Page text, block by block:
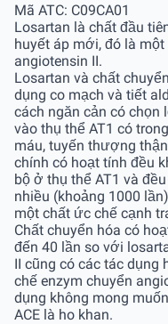
Mã ATC: C09CA01
Losartan là chất đầu
huyết áp mới, đó là
angiotensin II.
Losartan và chất
dụng co mạch và tiết
cách ngăn cản có chọn
vào thụ thể AT1 có
máu, tuyến thượng
chính có hoạt tính đều
bộ ở thụ thể AT1 và
nhiều (khoảng 1000
một chất ức chế cạnh
Chất chuyển hóa có
đến 40 lần so với
II cũng có các tác dụng
chế enzym chuyển
dụng không mong
ACE là ho khan.